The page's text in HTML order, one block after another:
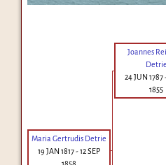
Joannes
Detrie
24 JUN 1787
1855
Maria Gertrudis Detrie
19 JAN 1817-12 SEP
1858